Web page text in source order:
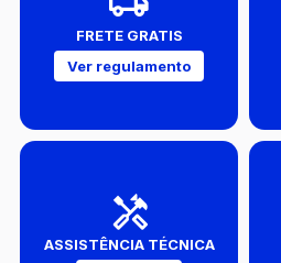
FRETE GRATIS
Ver regulamento
ASSISTÊNCIA TÉCNICA